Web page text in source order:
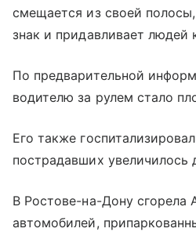
смещается из своей
знак и придавливает людей
По предварительной
водителю за рулем стало
Его также
пострадавших увеличилось
В Ростове-на-Дону сгорела
автомобилей,